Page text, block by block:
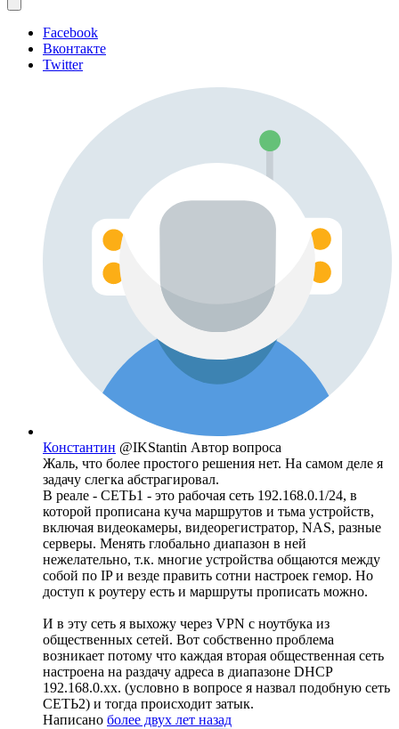
Facebook
Вконтакте
Twitter
Константин @IKStantin Автор вопроса
Жаль, что более простого решения нет. На самом деле я
задачу слегка абстрагировал.
В реале - СЕТЬ1 - это рабочая сеть 192.168.0.1/24, в
которой прописана куча маршрутов и тьма устройств,
включая видеокамеры, видеорегистратор, NAS, разные
серверы. Менять глобально диапазон в ней
нежелательно, т.к. многие устройства общаются между
собой по IP и везде править сотни настроек гемор. Но
доступ к роутеру есть и маршруты прописать можно.
И в эту сеть я выхожу через VPN с ноутбука из
общественных сетей. Вот собственно проблема
возникает потому что каждая вторая общественная сеть
настроена на раздачу адреса в диапазоне DHCP
192.168.0.xx. (условно в вопросе я назвал подобную сеть
СЕТЬ2) и тогда происходит затык.
Написано более двух лет назад